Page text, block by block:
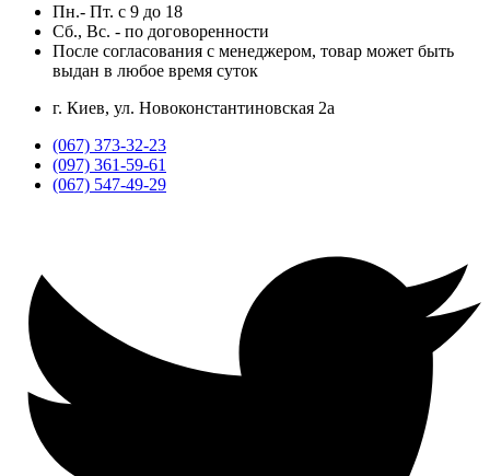
Пн.- Пт. с 9 до 18
Сб., Вс. - по договоренности
После согласования с менеджером, товар может быть
выдан в любое время суток
г. Киев, ул. Новоконстантиновская 2а
(067) 373-32-23
(097) 361-59-61
(067) 547-49-29